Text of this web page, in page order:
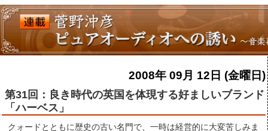
2008年 09月 12日 (金曜日)
第31回：良き時代の英国を体現する好ましいブランド
「ハーベス」
クォードとともに歴史の古い名門で、一時は経営的に大変苦しみま